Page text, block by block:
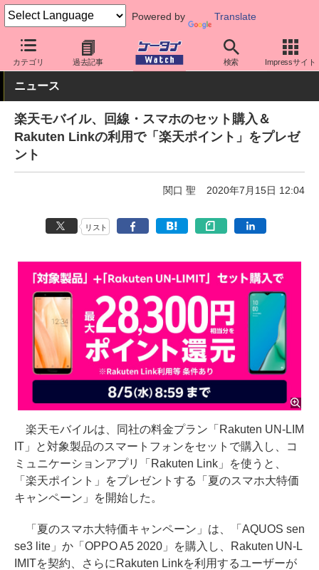
Powered by Translate
カテゴリ 過去記事 検索 Impressサイト
ケータイ Watch キャリア 楽天 料金プラン・割引
ニュース
楽天モバイル、回線・スマホのセット購入＆
Rakuten Linkの利用で「楽天ポイント」をプレゼ
ント
関口 聖 2020年7月15日 12:04
リスト
楽天モバイルは、同社の料金プラン「Rakuten UN-LIM
IT」と対象製品のスマートフォンをセットで購入し、コ
ミュニケーションアプリ「Rakuten Link」を使うと、
「楽天ポイント」をプレゼントする「夏のスマホ大特価
キャンペーン」を開始した。
「夏のスマホ大特価キャンペーン」は、「AQUOS sen
se3 lite」か「OPPO A5 2020」を購入し、Rakuten UN-L
IMITを契約、さらにRakuten Linkを利用するユーザーが